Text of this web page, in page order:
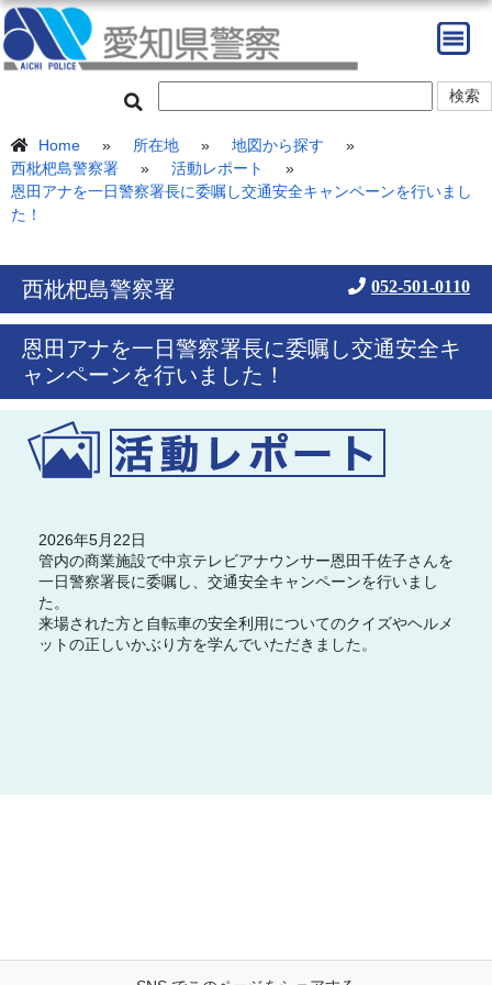
Home » 所在地 » 地図から探す
»
西枇杷島警察署
» 活動レポート
»
恩田アナを一日警察署長に委嘱し交通安全キャンペーンを行いまし
た！
西枇杷島警察署 052-501-0110
恩田アナを一日警察署長に委嘱し交通安全キ
ャンペーンを行いました！
2026年5月22日
管内の商業施設で中京テレビアナウンサー恩田千佐子さんを
一日警察署長に委嘱し、交通安全キャンペーンを行いまし
た。
来場された方と自転車の安全利用についてのクイズやヘルメ
ットの正しいかぶり方を学んでいただきました。